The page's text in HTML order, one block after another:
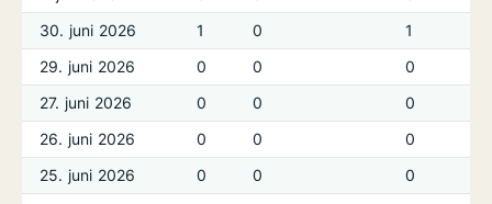
30. juni 2026
1 0
1
29. juni 2026
0 0
0
27. juni 2026
0 0
0
26. juni 2026
0 0
0
25. juni 2026
0 0
0